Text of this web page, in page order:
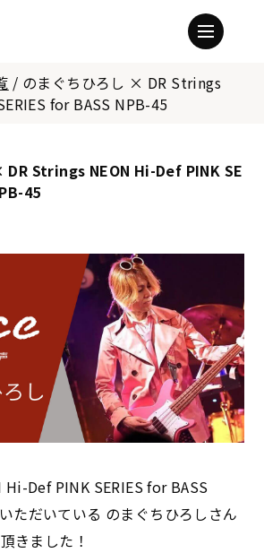
/ のまぐちひろし × DR Strings
for BASS NPB-45
DR Strings NEON Hi-Def PINK SE
45
Def PINK SERIES for BASS
ただいている のまぐちひろしさん
きました！